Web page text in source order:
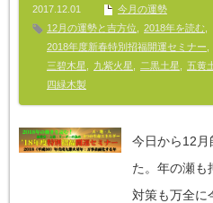
2017.12.01
今月の運勢
12月の運勢と吉方位
2018年を読む
2018年度新春特別招福開運セミナー
三碧木星
九紫火星 二黒土星 五黄
四緑木製
今日から12月
た。年の瀬も
対策も万全に